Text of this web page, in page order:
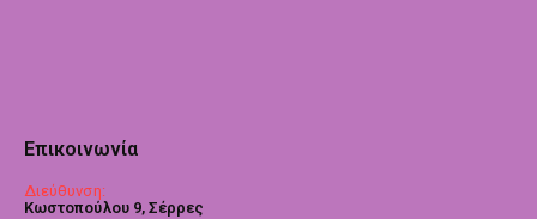
Επικοινωνία
Διεύθυνση:
Κωστοπούλου 9, Σέρρες